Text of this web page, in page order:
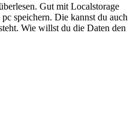
Gut mit Localstorage
speichern. Die kannst du auch
Wie willst du die Daten den